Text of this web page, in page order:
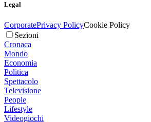
Legal
CorporatePrivacy PolicyCookie Policy
Sezioni
Cronaca
Mondo
Economia
Politica
Spettacolo
Televisione
People
Lifestyle
Videogiochi